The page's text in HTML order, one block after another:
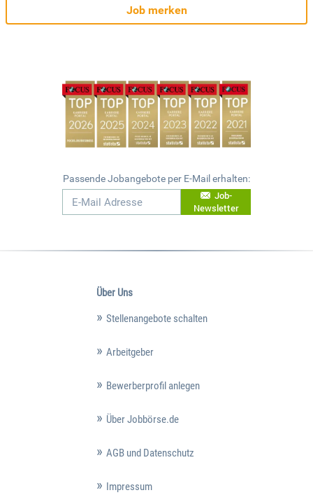
Job merken
Passende Jobangebote per E-Mail erhalten:
Job-
Newsletter
Über Uns
Stellenangebote schalten
Arbeitgeber
Bewerberprofil anlegen
Über Jobbörse.de
AGB und Datenschutz
Impressum